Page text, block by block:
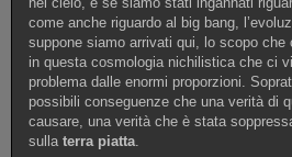
come anche riguardo al big bang,
suppone siamo arrivati qui, lo scopo
in questa cosmologia nichilistica che ci
problema dalle enormi proporzioni.
possibili conseguenze che una verità di
causare, una verità che è stata
sullaterra piatta